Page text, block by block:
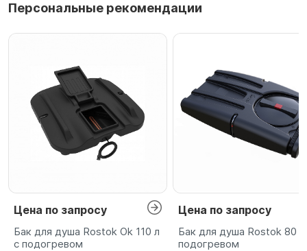
Персональные рекомендации
Цена по запросу
Бак для душа Rostok Ok 110 л
с подогревом
Цена по запросу
Бак для душа Rostok 80 л
подогревом